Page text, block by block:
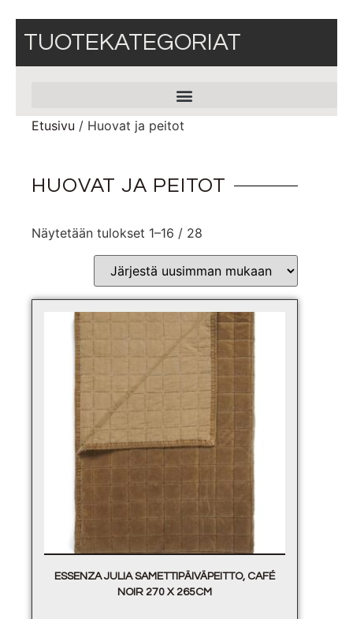
TUOTEKATEGORIAT
Etusivu / Huovat ja peitot
HUOVAT JA PEITOT
Näytetään tulokset 1–16 / 28
ESSENZA JULIA SAMETTIPÄIVÄPEITTO, CAFÉ
NOIR 270 X 265CM